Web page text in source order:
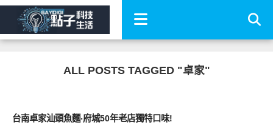
ALL POSTS TAGGED "卓家"
台南卓家汕頭魚麵‧府城50年老店獨特口味!